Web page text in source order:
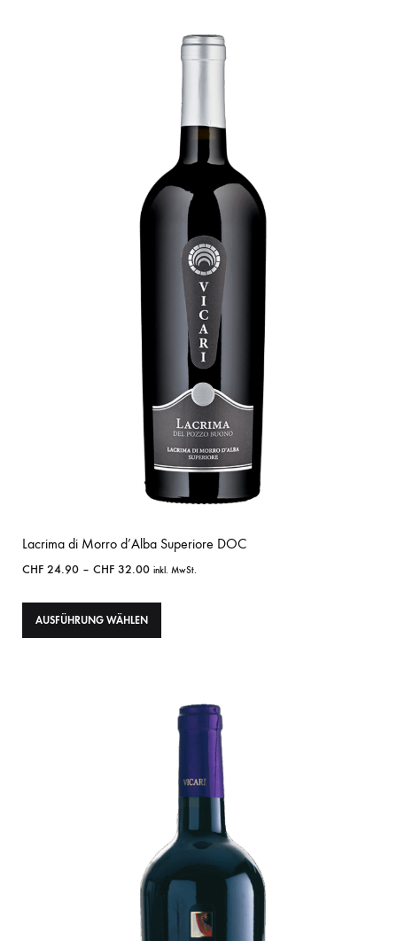
Lacrima di Morro d’Alba Superiore DOC
CHF 24.90 – CHF 32.00 inkl. MwSt.
AUSFÜHRUNG WÄHLEN